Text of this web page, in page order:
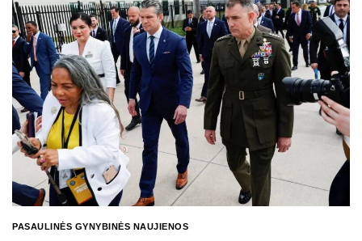
PASAULINĖS GYNYBINĖS NAUJIENOS